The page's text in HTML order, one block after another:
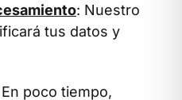
: Nuestro
tus datos y
En poco tiempo,